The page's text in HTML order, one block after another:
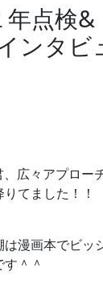
年点検&
ンタビ
広々アプロー
てました！！
漫画本でビッ
＾＾